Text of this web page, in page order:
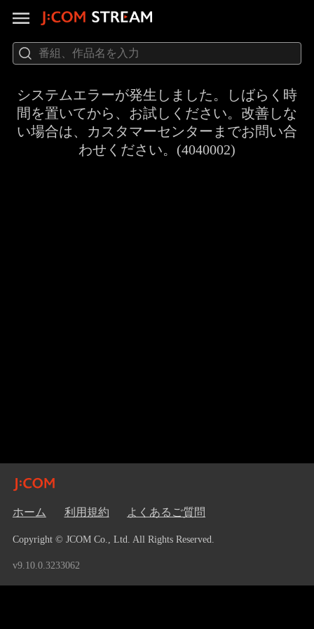
システムエラーが発生しました。しばらく時
間を置いてから、お試しください。改善しな
い場合は、カスタマーセンターまでお問い合
わせください。(4040002)
ホーム 利用規約 よくあるご質問
Copyright © JCOM Co., Ltd. All Rights Reserved.
v9.10.0.3233062